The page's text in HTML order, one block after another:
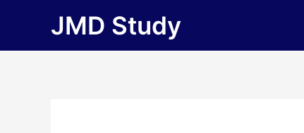
JMD Study